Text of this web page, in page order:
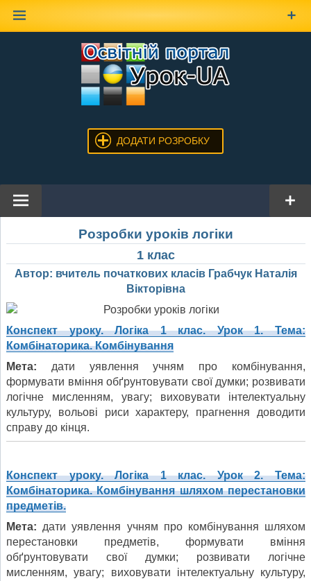
ДОДАТИ РОЗРОБКУ
Розробки уроків логіки
1 клас
Автор: вчитель початкових класів Грабчук Наталія
Вікторівна
Конспект уроку. Логіка 1 клас. Урок 1. Тема:
Комбінаторика. Комбінування
Мета: дати уявлення учням про комбінування,
формувати вміння обґрунтовувати свої думки; роз­вивати
логічне мисленням, увагу; виховувати інтелектуальну
культуру, вольові риси характеру, прагнення доводити
справу до кінця.
Конспект уроку. Логіка 1 клас. Урок 2. Тема:
Комбінаторика. Комбінування шляхом перестановки
предметів.
Мета: дати уявлення учням про комбінування шляхом
перестановки предметів, формувати вміння
обґрунтовувати свої думки; роз­вивати логічне
мисленням, увагу; виховувати інтелектуальну культуру,